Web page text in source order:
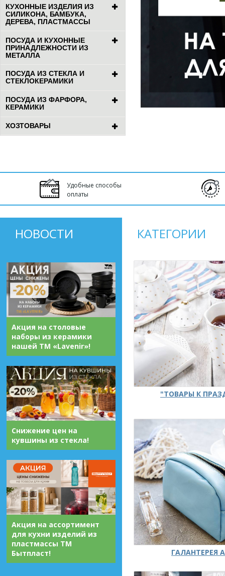
КУХОННЫЕ ИЗДЕЛИЯ ИЗ
СИЛИКОНА, БАМБУКА,
ДЕРЕВА, ПЛАСТМАССЫ
ПОСУДА И КУХОННЫЕ
ПРИНАДЛЕЖНОСТИ ИЗ
МЕТАЛЛА
ПОСУДА ИЗ СТЕКЛА И
СТЕКЛОКЕРАМИКИ
ПОСУДА ИЗ ФАРФОРА,
КЕРАМИКИ
ХОЗТОВАРЫ
Удобные способы
оплаты
НОВОСТИ
Акция на столовые
наборы из керамики
нашей ТМ «Lavenir»!
Снижение цен на
кувшины из стекла!
Акция на ассортимент
для кухни изделий из
пластмассы ТМ
Бытпласт!
КАТЕГОРИИ
"ТОВАРЫ К
ГАЛАНТЕРЕЯ